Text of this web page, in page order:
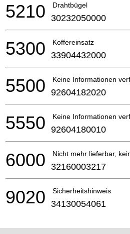
Drahtbügel
5210 30232050000
Koffereinsatz
5300 33904432000
Keine Informationen
5500 92604182020
Keine Informationen
5550 92604180010
Nicht mehr lieferbar,
6000 32160003217
Sicherheitshinweis
9020 34130054061